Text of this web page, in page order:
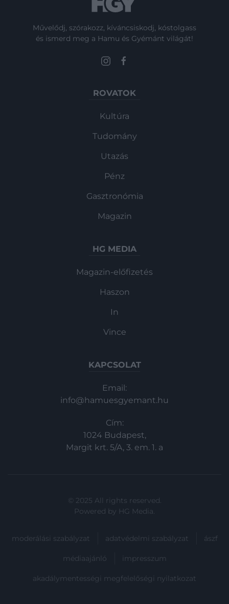
Művelődj, szórakozz, kíváncsiskodj, kóstolgass
és ismerd meg a Hamu és Gyémánt világát!
ROVATOK
Kultúra
Tudomány
Utazás
Pénz
Gasztronómia
Magazin
HG MEDIA
Magazin-előfizetés
Haszon
In
Vince
KAPCSOLAT
Email:
info@hamuesgyemant.hu
Cím:
1024 Budapest,
Margit krt. 5/A, 3. em. 1. a
© 2025 All rights reserved.
Powered by HG Media.
moderálási szabályzat adatvédelmi szabályzat ászf
médiaajánló impresszum
akadálymentességi megfelelőségi nyilatkozat